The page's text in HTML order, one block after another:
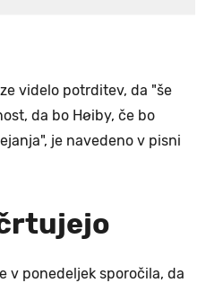
videlo potrditev, da "še
da bo Høiby, če bo
je navedeno v pisni
v ponedeljek sporočila, da